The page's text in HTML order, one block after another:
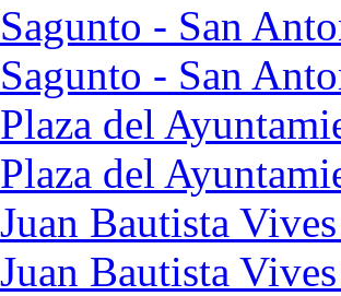
- San
- San
del
del
Bautista
Bautista